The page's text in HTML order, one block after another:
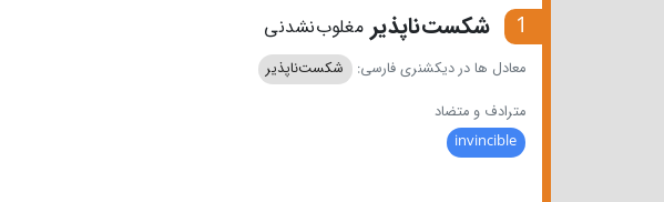
1 شکست‌ناپذیرمغلوب‌نشدنی
معادل ها در دیکشنری فارسی:
شکست‌ناپذیر
مترادف و متضاد
invincible